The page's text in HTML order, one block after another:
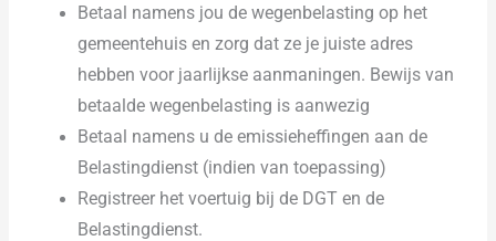
Betaal namens jou de wegenbelasting op het
gemeentehuis en zorg dat ze je juiste adres
hebben voor jaarlijkse aanmaningen. Bewijs van
betaalde wegenbelasting is aanwezig
Betaal namens u de emissieheffingen aan de
Belastingdienst (indien van toepassing)
Registreer het voertuig bij de DGT en de
Belastingdienst.